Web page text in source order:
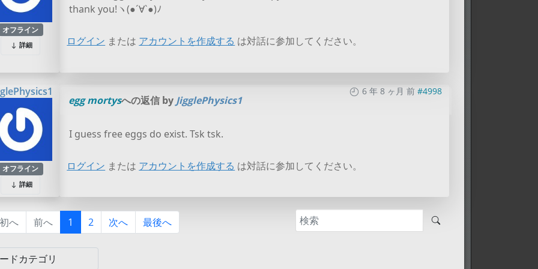
オフライン
詳細
thank you!ヽ(●´∀`●)ﾉ
ログイン または アカウントを作成する は対話に参加してください。
オフライン
詳細
6 年 8 ヶ月 前 #4998
egg mortysへの返信 by JigglePhysics1
I guess free eggs do exist. Tsk tsk.
ログイン または アカウントを作成する は対話に参加してください。
へ 前へ 1 2 次へ 最後へ